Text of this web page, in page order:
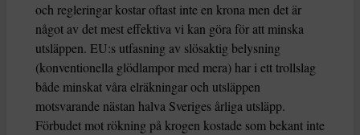
och regleringar kostar oftast inte en krona men det är
något av det mest effektiva vi kan göra för att minska
utsläppen. EU:s utfasning av slösaktig belysning
(konventionella glödlampor med mera) har i ett trollslag
både minskat våra elräkningar och utsläppen
motsvarande nästan halva Sveriges årliga utsläpp.
Förbudet mot rökning på krogen kostade som bekant inte